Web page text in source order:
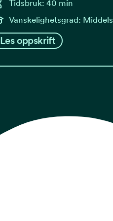
Tidsbruk: 40 min
Vanskelighetsgrad: Middels
Les oppskrift